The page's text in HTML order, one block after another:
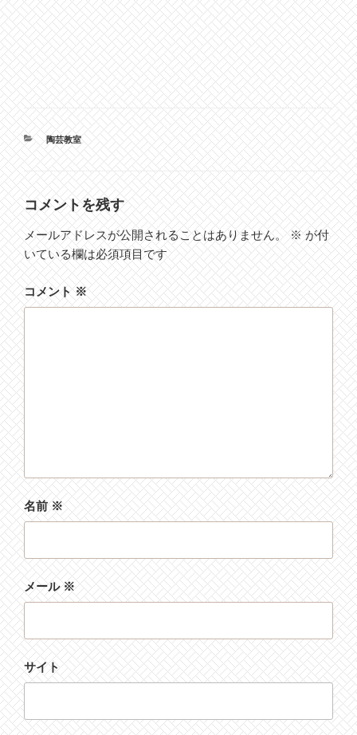
カ
テ
ゴ
リ
ー
陶芸教室
コメントを残す
メールアドレスが公開されることはありません。 ※が付
いている欄は必須項目です
コメント※
名前※
メール※
サイト